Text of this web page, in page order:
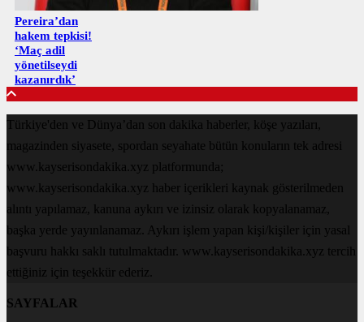
Pereira’dan
hakem tepkisi!
‘Maç adil
yönetilseydi
kazanırdık’
Türkiye'den ve Dünya’dan son dakika haberler, köşe yazıları,
magazinden siyasete, spordan seyahate bütün konuların tek adresi
www.kayserisondakika.xyz platformunda;
www.kayserisondakika.xyz haber içerikleri kaynak gösterilmeden
alıntı yapılamaz, kanuna aykırı ve izinsiz olarak kopyalanamaz,
başka yerde yayınlanamaz. Aykırı işlem yapan kişi/kişiler için yasal
başvuru hakkı saklı tutulmaktadır. www.kayserisondakika.xyz tercih
ettiğiniz için teşekkür ederiz.
SAYFALAR